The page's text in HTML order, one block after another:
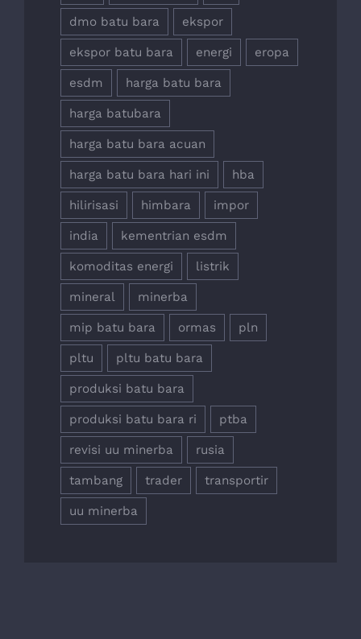
dmo batu bara ekspor
ekspor batu bara energi eropa
esdm harga batu bara
harga batubara
harga batu bara acuan
harga batu bara hari ini hba
hilirisasi himbara impor
india kementrian esdm
komoditas energi listrik
mineral minerba
mip batu bara ormas pln
pltu pltu batu bara
produksi batu bara
produksi batu bara ri ptba
revisi uu minerba rusia
tambang trader transportir
uu minerba